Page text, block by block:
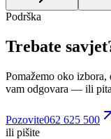
Podrška
Trebate
Pomažemo oko
vam odgovara — ili
Pozovite062 625 500
ili pišite